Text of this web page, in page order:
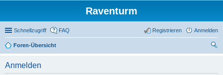
Raventurm
Schnellzugriff FAQ Anmelden
Registrieren
Foren-Übersicht
Anmelden